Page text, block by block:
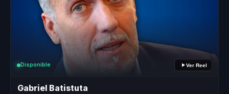
Disponible Ver Reel
Gabriel Batistuta